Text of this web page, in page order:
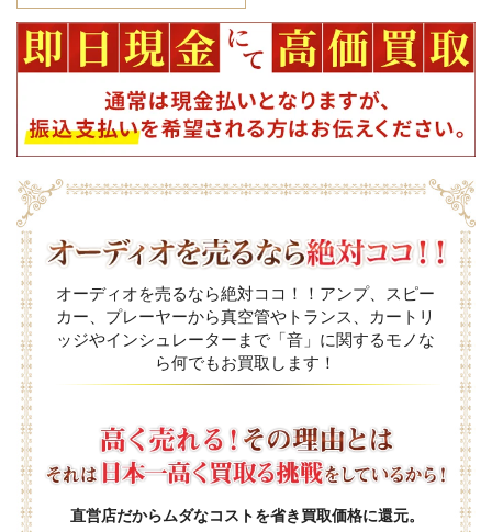
オーディオを売るなら絶対ココ！！アンプ、スピー
カー、プレーヤーから真空管やトランス、カートリ
ッジやインシュレーターまで「音」に関するモノな
ら何でもお買取します！
直営店だからムダなコストを省き買取価格に還元。